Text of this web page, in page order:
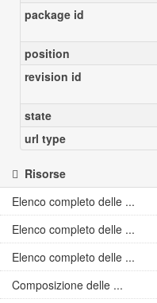
package id
position
revision id
state
url type
Risorse
Elenco completo delle ...
Elenco completo delle ...
Elenco completo delle ...
Composizione delle ...